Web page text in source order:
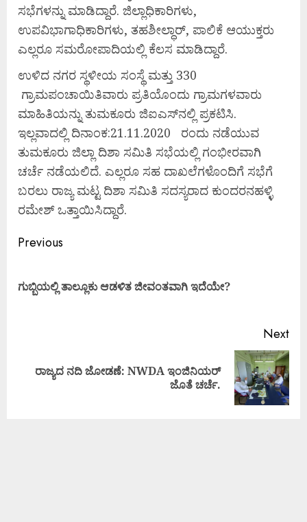
ಸಭೆಗಳನ್ನು ಮಾಡಿದ್ದಾರೆ. ಜಿಲ್ಲಾಧಿಕಾರಿಗಳು,
ಉಪವಿಭಾಗಾಧಿಕಾರಿಗಳು, ತಹಶೀಲ್ಧಾರ್, ಪಾಲಿಕೆ ಆಯುಕ್ತರು
ಎಲ್ಲರೂ ಸಮರೋಪಾದಿಯಲ್ಲಿ ಕೆಲಸ ಮಾಡಿದ್ದಾರೆ.
ಉಳಿದ ನಗರ ಸ್ಥಳೀಯ ಸಂಸ್ಥೆ ಮತ್ತು 330
ಗ್ರಾಮಪಂಚಾಯಿತಿವಾರು ಪ್ರತಿಯೊಂದು ಗ್ರಾಮಗಳವಾರು
ಮಾಹಿತಿಯನ್ನು ತುಮಕೂರು ಜಿಐಎಸ್‌ನಲ್ಲಿ ಪ್ರಕಟಿಸಿ.
ಇಲ್ಲವಾದಲ್ಲಿ ದಿನಾಂಕ:21.11.2020 ರಂದು ನಡೆಯುವ
ತುಮಕೂರು ಜಿಲ್ಲಾ ದಿಶಾ ಸಮಿತಿ ಸಭೆಯಲ್ಲಿ ಗಂಭೀರವಾಗಿ
ಚರ್ಚೆ ನಡೆಯಲಿದೆ. ಎಲ್ಲರೂ ಸಹ ದಾಖಲೆಗಳೊಂದಿಗೆ ಸಭೆಗೆ
ಬರಲು ರಾಜ್ಯ ಮಟ್ಟ ದಿಶಾ ಸಮಿತಿ ಸದಸ್ಯರಾದ ಕುಂದರನಹಳ್ಳಿ
ರಮೇಶ್ ಒತ್ತಾಯಿಸಿದ್ದಾರೆ.
Previous
ಗುಬ್ಬಿಯಲ್ಲಿ ತಾಲ್ಲೂಕು ಆಡಳಿತ ಜೀವಂತವಾಗಿ ಇದೆಯೇ?
Next
ರಾಜ್ಯದ ನದಿ ಜೋಡಣೆ: NWDA ಇಂಜಿನಿಯರ್
ಜೊತೆ ಚರ್ಚೆ.